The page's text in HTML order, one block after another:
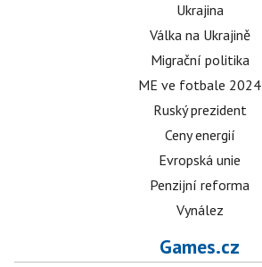
Ukrajina
Válka na Ukrajině
Migrační politika
ME ve fotbale 2024
Ruský prezident
Ceny energií
Evropská unie
Penzijní reforma
Vynález
Games.cz